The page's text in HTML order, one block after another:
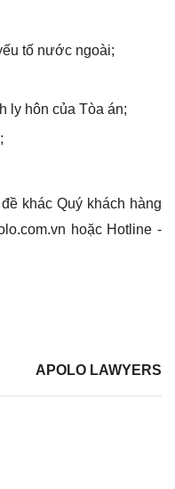
tố nước ngoài;
ly hôn của Tòa án;
khác Quý khách hàng
hoặc Hotline -
APOLO LAWYERS